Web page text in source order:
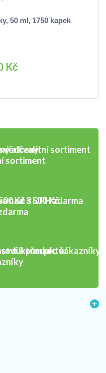
50 ml, 1750 kapek
Kč
sortiment
nad 3 500 Kč
k produktům